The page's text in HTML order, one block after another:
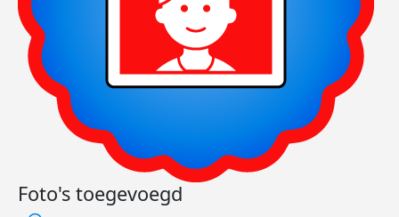
Foto's toegevoegd